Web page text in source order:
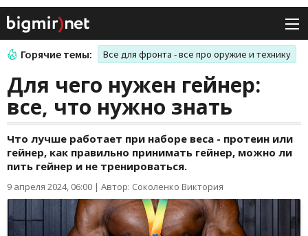
Горячие темы: Все для фронта - все про оружие и технику
Для чего нужен гейнер:
все, что нужно знать
Что лучше работает при наборе веса - протеин или
гейнер, как правильно принимать гейнер, можно ли
пить гейнер и не тренироваться.
9 апреля 2024, 06:00 | Автор: Соколенко Виктория